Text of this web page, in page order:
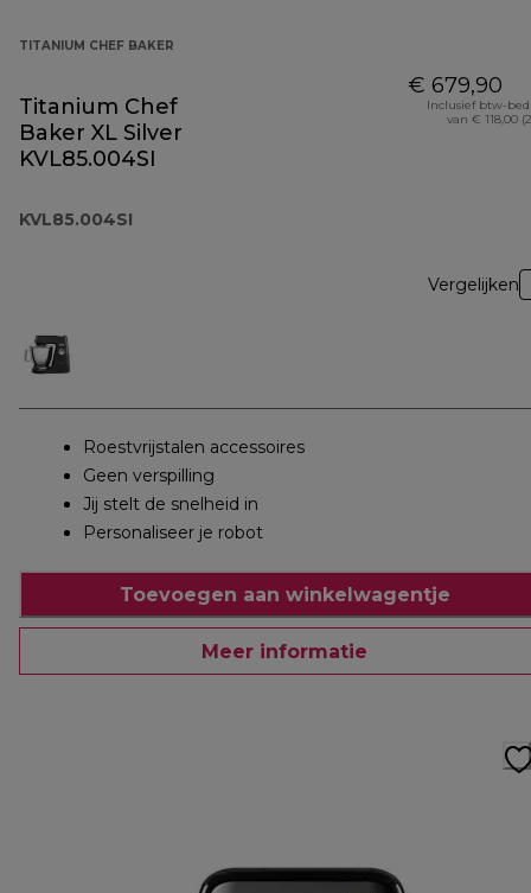
TITANIUM CHEF BAKER
Titanium Chef
Baker XL Silver
KVL85.004SI
KVL85.004SI
€ 679,90
Inclusief btw-
van € 118,00
Vergelijken
Roestvrijstalen accessoires
Geen verspilling
Jij stelt de snelheid in
Personaliseer je robot
Toevoegen aan winkelwagentje
Meer informatie